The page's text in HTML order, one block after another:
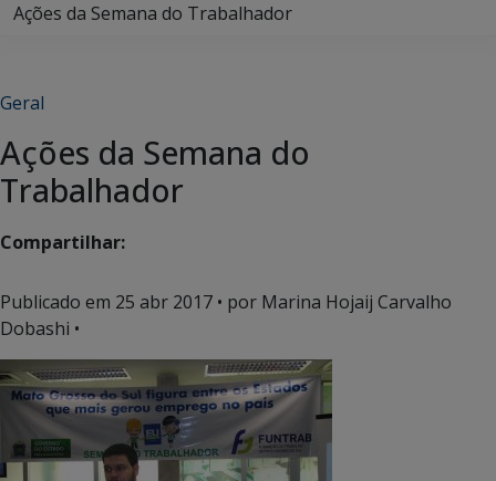
Ações da Semana do Trabalhador
Geral
Ações da Semana do
Trabalhador
Compartilhar:
Publicado em 25 abr 2017 • por Marina Hojaij Carvalho
Dobashi •